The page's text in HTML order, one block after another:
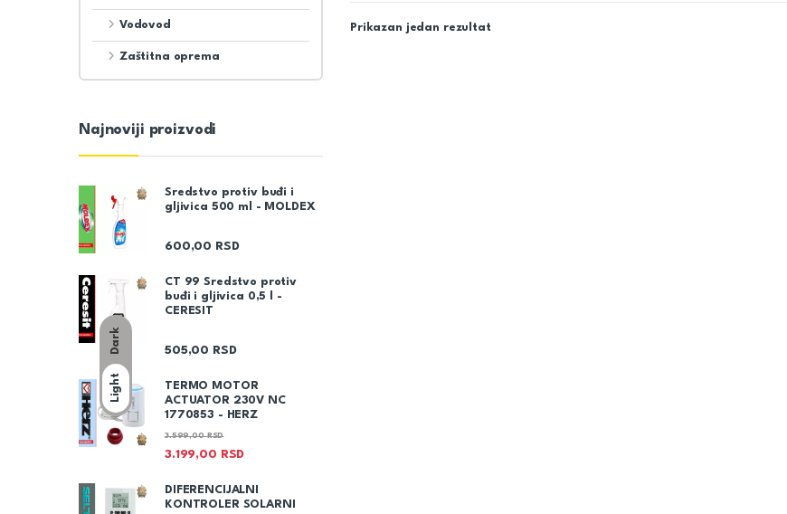
Dark
Light
Prikazan jedan rezultat
Vodovod
Zaštitna oprema
Najnoviji proizvodi
Sredstvo protiv buđi i
gljivica 500 ml - MOLDEX
600,00 RSD
CT 99 Sredstvo protiv
buđi i gljivica 0,5 l -
CERESIT
505,00 RSD
TERMO MOTOR
ACTUATOR 230V NC
1770853 - HERZ
3.199,00 RSD
3.599,00RSD
DIFERENCIJALNI
KONTROLER SOLARNI